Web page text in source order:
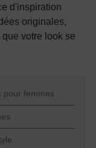
d'inspiration
originales,
votre look se
pour femmes